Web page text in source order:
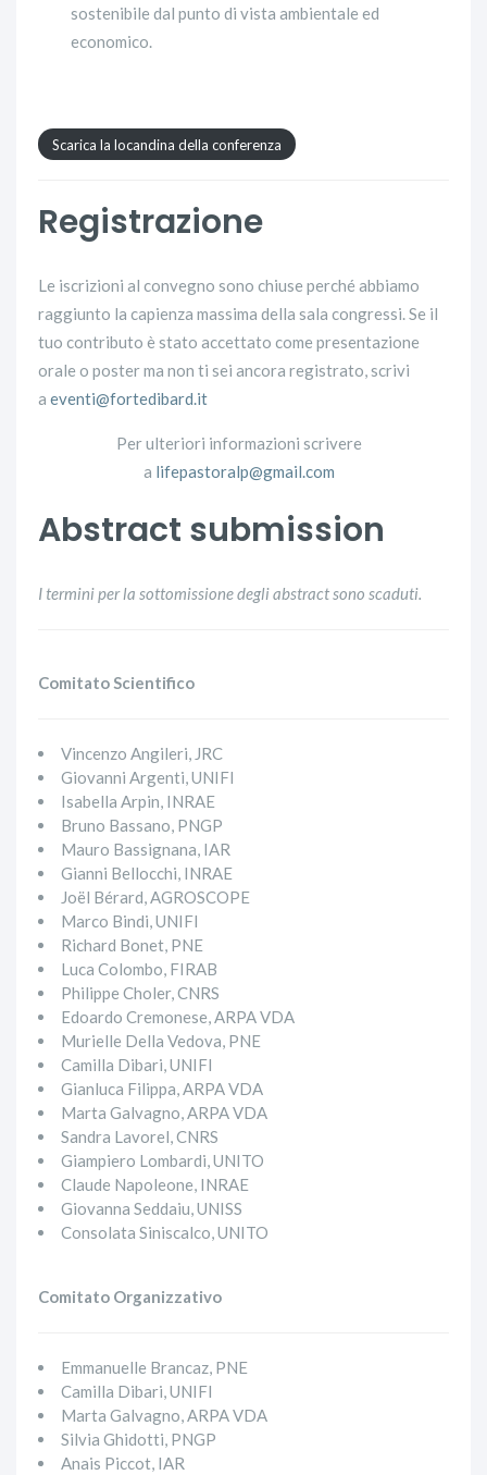
sostenibile dal punto di vista ambientale ed
economico.
Scarica la locandina della conferenza
Registrazione
Le iscrizioni al convegno sono chiuse perché abbiamo
raggiunto la capienza massima della sala congressi. Se il
tuo contributo è stato accettato come presentazione
orale o poster ma non ti sei ancora registrato, scrivi
a eventi@fortedibard.it
Per ulteriori informazioni scrivere
a lifepastoralp@gmail.com
Abstract submission
I termini per la sottomissione degli abstract sono scaduti.
Comitato Scientifico
Vincenzo Angileri, JRC
Giovanni Argenti, UNIFI
Isabella Arpin, INRAE
Bruno Bassano, PNGP
Mauro Bassignana, IAR
Gianni Bellocchi, INRAE
Joël Bérard, AGROSCOPE
Marco Bindi, UNIFI
Richard Bonet, PNE
Luca Colombo, FIRAB
Philippe Choler, CNRS
Edoardo Cremonese, ARPA VDA
Murielle Della Vedova, PNE
Camilla Dibari, UNIFI
Gianluca Filippa, ARPA VDA
Marta Galvagno, ARPA VDA
Sandra Lavorel, CNRS
Giampiero Lombardi, UNITO
Claude Napoleone, INRAE
Giovanna Seddaiu, UNISS
Consolata Siniscalco, UNITO
Comitato Organizzativo
Emmanuelle Brancaz, PNE
Camilla Dibari, UNIFI
Marta Galvagno, ARPA VDA
Silvia Ghidotti, PNGP
Anais Piccot, IAR